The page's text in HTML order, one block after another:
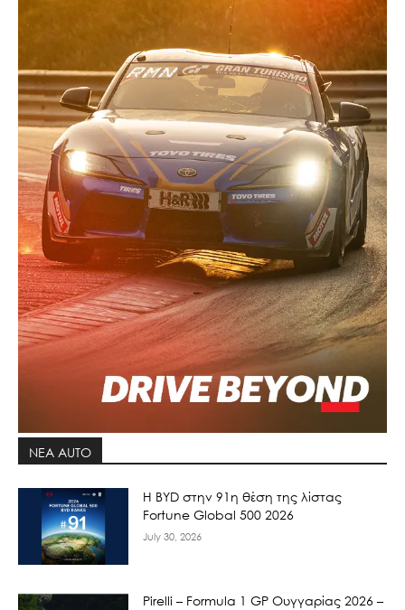
ΝΕΑ AUTO
Η BYD στην 91η θέση της λίστας
Fortune Global 500 2026
July 30, 2026
Pirelli – Formula 1 GP Ουγγαρίας 2026 –